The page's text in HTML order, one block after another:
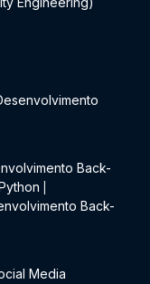
Back-
Back-
Media